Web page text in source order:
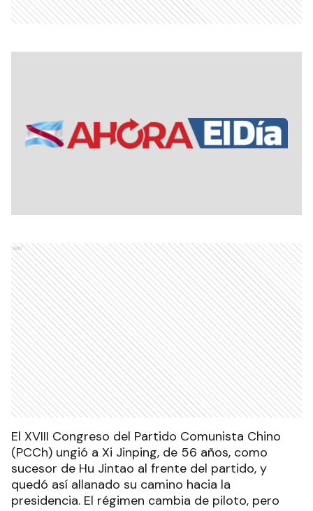
Ads
El XVIII Congreso del Partido Comunista Chino
(PCCh) ungió a Xi Jinping, de 56 años, como
sucesor de Hu Jintao al frente del partido, y
quedó así allanado su camino hacia la
presidencia. El régimen cambia de piloto, pero